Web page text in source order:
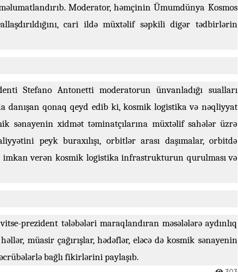
Moderator, həmçinin Ümumdünya Kosmos
cari ildə müxtəlif səpkili digər tədbirlərin
Stefano Antonetti moderatorun ünvanladığı sualları
danışan qonaq qeyd edib ki, kosmik logistika və nəqliyyat
sənayenin xidmət təminatçılarına müxtəlif sahələr üzrə
peyk buraxılışı, orbitlər arası daşımalar, orbitdə
imkan verən kosmik logistika infrastrukturun qurulması və
prezident tələbələri maraqlandıran məsələlərə aydınlıq
müasir çağırışlar, hədəflər, eləcə də kosmik sənayenin
bağlı fikirlərini paylaşıb.